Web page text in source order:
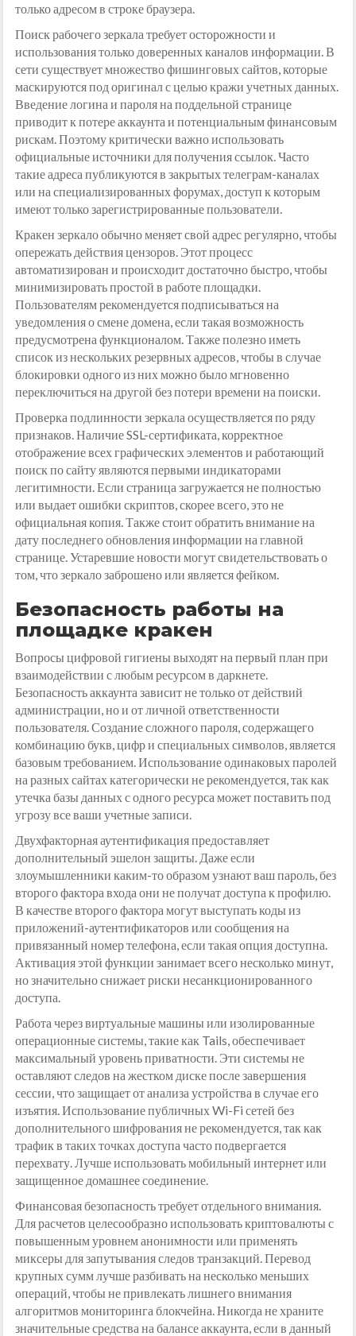
только адресом в строке браузера.
Поиск рабочего зеркала требует осторожности и
использования только доверенных каналов информации. В
сети существует множество фишинговых сайтов, которые
маскируются под оригинал с целью кражи учетных данных.
Введение логина и пароля на поддельной странице
приводит к потере аккаунта и потенциальным финансовым
рискам. Поэтому критически важно использовать
официальные источники для получения ссылок. Часто
такие адреса публикуются в закрытых телеграм-каналах
или на специализированных форумах, доступ к которым
имеют только зарегистрированные пользователи.
Кракен зеркало обычно меняет свой адрес регулярно, чтобы
опережать действия цензоров. Этот процесс
автоматизирован и происходит достаточно быстро, чтобы
минимизировать простой в работе площадки.
Пользователям рекомендуется подписываться на
уведомления о смене домена, если такая возможность
предусмотрена функционалом. Также полезно иметь
список из нескольких резервных адресов, чтобы в случае
блокировки одного из них можно было мгновенно
переключиться на другой без потери времени на поиски.
Проверка подлинности зеркала осуществляется по ряду
признаков. Наличие SSL-сертификата, корректное
отображение всех графических элементов и работающий
поиск по сайту являются первыми индикаторами
легитимности. Если страница загружается не полностью
или выдает ошибки скриптов, скорее всего, это не
официальная копия. Также стоит обратить внимание на
дату последнего обновления информации на главной
странице. Устаревшие новости могут свидетельствовать о
том, что зеркало заброшено или является фейком.
Безопасность работы на
площадке кракен
Вопросы цифровой гигиены выходят на первый план при
взаимодействии с любым ресурсом в даркнете.
Безопасность аккаунта зависит не только от действий
администрации, но и от личной ответственности
пользователя. Создание сложного пароля, содержащего
комбинацию букв, цифр и специальных символов, является
базовым требованием. Использование одинаковых паролей
на разных сайтах категорически не рекомендуется, так как
утечка базы данных с одного ресурса может поставить под
угрозу все ваши учетные записи.
Двухфакторная аутентификация предоставляет
дополнительный эшелон защиты. Даже если
злоумышленники каким-то образом узнают ваш пароль, без
второго фактора входа они не получат доступа к профилю.
В качестве второго фактора могут выступать коды из
приложений-аутентификаторов или сообщения на
привязанный номер телефона, если такая опция доступна.
Активация этой функции занимает всего несколько минут,
но значительно снижает риски несанкционированного
доступа.
Работа через виртуальные машины или изолированные
операционные системы, такие как Tails, обеспечивает
максимальный уровень приватности. Эти системы не
оставляют следов на жестком диске после завершения
сессии, что защищает от анализа устройства в случае его
изъятия. Использование публичных Wi-Fi сетей без
дополнительного шифрования не рекомендуется, так как
трафик в таких точках доступа часто подвергается
перехвату. Лучше использовать мобильный интернет или
защищенное домашнее соединение.
Финансовая безопасность требует отдельного внимания.
Для расчетов целесообразно использовать криптовалюты с
повышенным уровнем анонимности или применять
миксеры для запутывания следов транзакций. Перевод
крупных сумм лучше разбивать на несколько меньших
операций, чтобы не привлекать лишнего внимания
алгоритмов мониторинга блокчейна. Никогда не храните
значительные средства на балансе аккаунта, если в данный